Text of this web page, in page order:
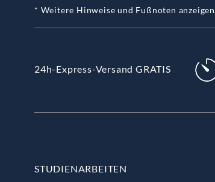
* Weitere Hinweise und Fußnoten anzeigen
24h-Express-Versand GRATIS
STUDIENARBEITEN